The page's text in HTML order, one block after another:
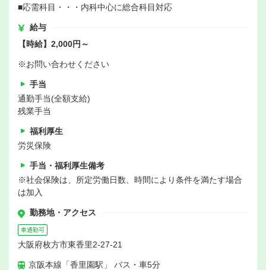
■応需科目・・・内科中心に総合科目対応
給与
【時給】2,000円～
※お問い合わせください
手当
通勤手当(全額支給)
残業手当
福利厚生
労災保険
手当・福利厚生備考
※社会保険は、所定労働日数、時間により条件を満たす場合
は加入
勤務地・アクセス
車通勤可
大阪府枚方市東香里2-27-21
京阪本線「香里園駅」 バス・車5分